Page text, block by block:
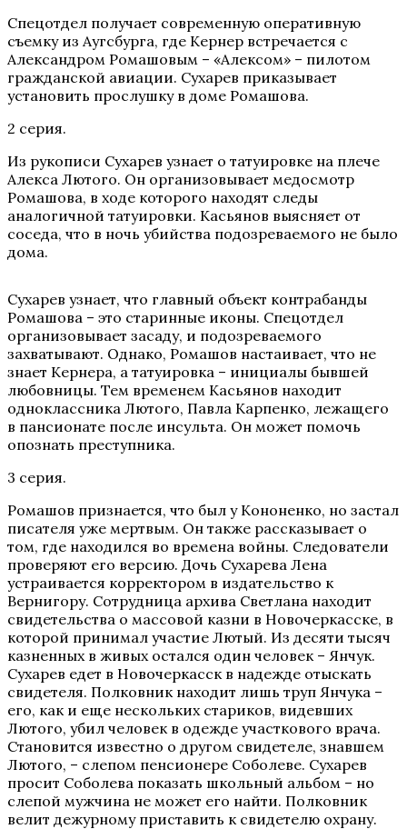
Спецотдел получает современную оперативную
съемку из Аугсбурга, где Кернер встречается с
Александром Ромашовым – «Алексом» – пилотом
гражданской авиации. Сухарев приказывает
установить прослушку в доме Ромашова.
2 серия.
Из рукописи Сухарев узнает о татуировке на плече
Алекса Лютого. Он организовывает медосмотр
Ромашова, в ходе которого находят следы
аналогичной татуировки. Касьянов выясняет от
соседа, что в ночь убийства подозреваемого не было
дома.
Сухарев узнает, что главный объект контрабанды
Ромашова – это старинные иконы. Спецотдел
организовывает засаду, и подозреваемого
захватывают. Однако, Ромашов настаивает, что не
знает Кернера, а татуировка – инициалы бывшей
любовницы. Тем временем Касьянов находит
одноклассника Лютого, Павла Карпенко, лежащего
в пансионате после инсульта. Он может помочь
опознать преступника.
3 серия.
Ромашов признается, что был у Кононенко, но застал
писателя уже мертвым. Он также рассказывает о
том, где находился во времена войны. Следователи
проверяют его версию. Дочь Сухарева Лена
устраивается корректором в издательство к
Вернигору. Сотрудница архива Светлана находит
свидетельства о массовой казни в Новочеркасске, в
которой принимал участие Лютый. Из десяти тысяч
казненных в живых остался один человек – Янчук.
Сухарев едет в Новочеркасск в надежде отыскать
свидетеля. Полковник находит лишь труп Янчука –
его, как и еще нескольких стариков, видевших
Лютого, убил человек в одежде участкового врача.
Становится известно о другом свидетеле, знавшем
Лютого, – слепом пенсионере Соболеве. Сухарев
просит Соболева показать школьный альбом – но
слепой мужчина не может его найти. Полковник
велит дежурному приставить к свидетелю охрану.